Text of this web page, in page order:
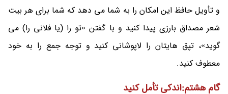
و تأویل حافظ این امکان را به شما می دهد که شما برای هر بیت
شعر مصداق بارزی پیدا کنید و با گفتن «تو را (یا فلانی را) می
گوید»، تپق هایتان را لاپوشانی کنید و توجه جمع را به خود
معطوف کنید.
گام هشتم:اندکی تأمل کنید